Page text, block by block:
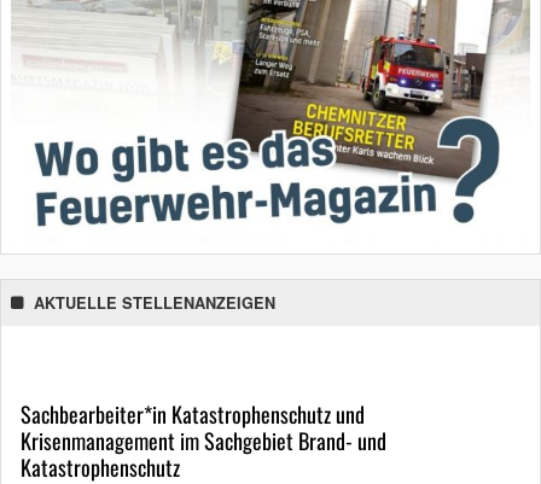
AKTUELLE STELLENANZEIGEN
Sachbearbeiter*in Katastrophenschutz und
Krisenmanagement im Sachgebiet Brand- und
Katastrophenschutz